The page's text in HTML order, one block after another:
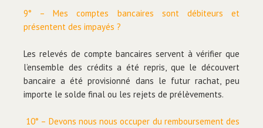
9° – Mes comptes bancaires sont débiteurs et
présentent des impayés ?
Les relevés de compte bancaires servent à vérifier que
l’ensemble des crédits a été repris, que le découvert
bancaire a été provisionné dans le futur rachat, peu
importe le solde final ou les rejets de prélèvements.
10° – Devons nous nous occuper du remboursement des